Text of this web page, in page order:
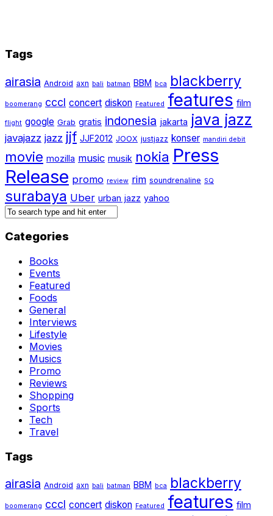
Tags
airasia Android axn bali batman BBM bca blackberry
boomerang cccl concert diskon Featured features film
flight google Grab gratis indonesia jakarta java jazz
javajazz jazz jjf JJF2012 JOOX justjazz konser mandiri debit
movie mozilla music musik nokia Press
Release promo review rim soundrenaline SQ
surabaya Uber urban jazz yahoo
Categories
Books
Events
Featured
Foods
General
Interviews
Lifestyle
Movies
Musics
Promo
Reviews
Shopping
Sports
Tech
Travel
Tags
airasia Android axn bali batman BBM bca blackberry
boomerang cccl concert diskon Featured features film